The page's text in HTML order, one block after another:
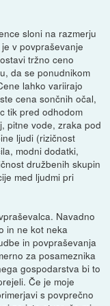
sloni na razmerju
v povpraševanje
tržno ceno
da se ponudnikom
lahko variirajo
cena sončnih očal,
tik pred odhodom
pitne vode, zraka pod
ljudi (rizičnost
modni dodatki,
družbenih skupin
med ljudmi pri
Navadno
in ne kot neka
in povpraševanja
za posameznika
gospodarstva bi to
Če je moje
s povprečno